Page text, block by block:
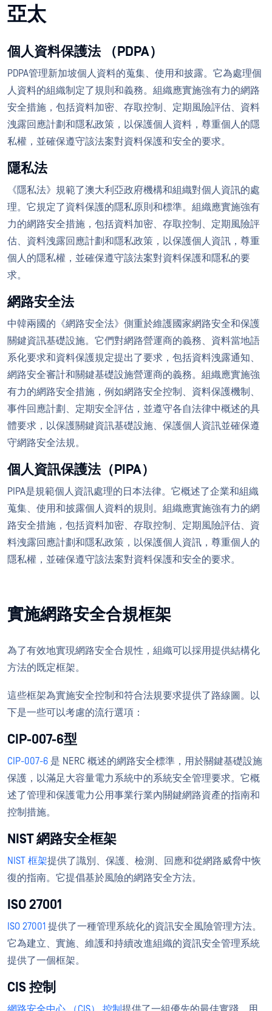
亞太
個人資料保護法 （PDPA）
PDPA管理新加坡個人資料的蒐集、使用和披露。它為處理個
人資料的組織制定了規則和義務。組織應實施強有力的網路
安全措施，包括資料加密、存取控制、定期風險評估、資料
洩露回應計劃和隱私政策，以保護個人資料，尊重個人的隱
私權，並確保遵守該法案對資料保護和安全的要求。
隱私法
《隱私法》規範了澳大利亞政府機構和組織對個人資訊的處
理。它規定了資料保護的隱私原則和標準。組織應實施強有
力的網路安全措施，包括資料加密、存取控制、定期風險評
估、資料洩露回應計劃和隱私政策，以保護個人資訊，尊重
個人的隱私權，並確保遵守該法案對資料保護和隱私的要
求。
網路安全法
中韓兩國的《網路安全法》側重於維護國家網路安全和保護
關鍵資訊基礎設施。它們對網路營運商的義務、資料當地語
系化要求和資料保護規定提出了要求，包括資料洩露通知、
網路安全審計和關鍵基礎設施營運商的義務。組織應實施強
有力的網路安全措施，例如網路安全控制、資料保護機制、
事件回應計劃、定期安全評估，並遵守各自法律中概述的具
體要求，以保護關鍵資訊基礎設施、保護個人資訊並確保遵
守網路安全法規。
個人資訊保護法（PIPA）
PIPA是規範個人資訊處理的日本法律。它概述了企業和組織
蒐集、使用和披露個人資料的規則。組織應實施強有力的網
路安全措施，包括資料加密、存取控制、定期風險評估、資
料洩露回應計劃和隱私政策，以保護個人資訊，尊重個人的
隱私權，並確保遵守該法案對資料保護和安全的要求。
實施網路安全合規框架
為了有效地實現網路安全合規性，組織可以採用提供結構化
方法的既定框架。
這些框架為實施安全控制和符合法規要求提供了路線圖。以
下是一些可以考慮的流行選項：
CIP-007-6型
CIP-007-6 是 NERC 概述的網路安全標準，用於關鍵基礎設施
保護，以滿足大容量電力系統中的系統安全管理要求。它概
述了管理和保護電力公用事業行業內關鍵網路資產的指南和
控制措施。
NIST 網路安全框架
NIST 框架提供了識別、保護、檢測、回應和從網路威脅中恢
復的指南。它提倡基於風險的網路安全方法。
ISO 27001
ISO 27001 提供了一種管理系統化的資訊安全風險管理方法。
它為建立、實施、維護和持續改進組織的資訊安全管理系統
提供了一個框架。
CIS 控制